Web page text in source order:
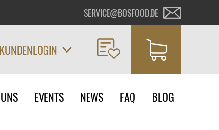
SERVICE@BOSFOOD.DE
KUNDENLOGIN
EVENTS NEWS FAQ BLOG